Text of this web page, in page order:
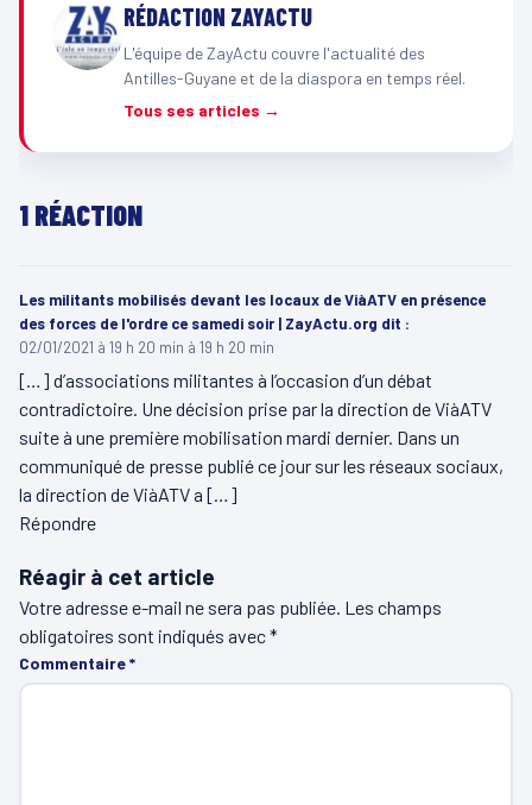
RÉDACTION ZAYACTU
L'équipe de ZayActu couvre l'actualité des
Antilles-Guyane et de la diaspora en temps réel.
Tous ses articles →
1 RÉACTION
Les militants mobilisés devant les locaux de ViàATV en présence
des forces de l'ordre ce samedi soir | ZayActu.org dit :
02/01/2021 à 19 h 20 min à 19 h 20 min
[…] d’associations militantes à l’occasion d’un débat
contradictoire. Une décision prise par la direction de ViàATV
suite à une première mobilisation mardi dernier. Dans un
communiqué de presse publié ce jour sur les réseaux sociaux,
la direction de ViàATV a […]
Répondre
Réagir à cet article
Votre adresse e-mail ne sera pas publiée. Les champs
obligatoires sont indiqués avec*
Commentaire*